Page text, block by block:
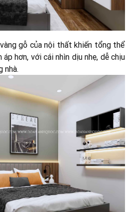
gỗ của nội thất khiến tổng thể
hơn, với cái nhìn dịu nhẹ, dễ chịu
nhà.